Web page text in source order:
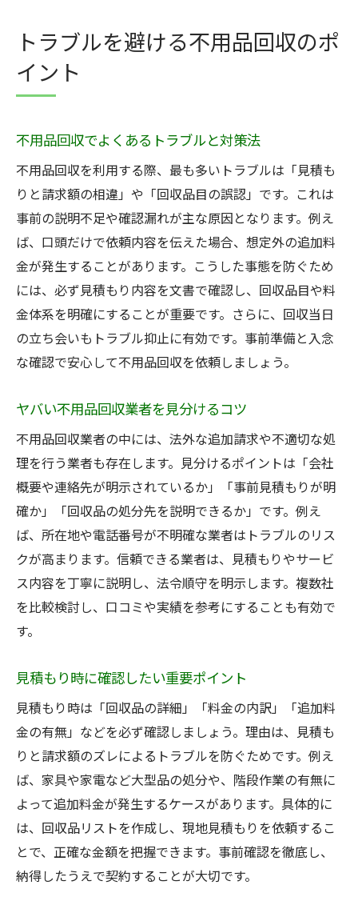
トラブルを避ける不用品回収のポ
イント
不用品回収でよくあるトラブルと対策法
不用品回収を利用する際、最も多いトラブルは「見積も
りと請求額の相違」や「回収品目の誤認」です。これは
事前の説明不足や確認漏れが主な原因となります。例え
ば、口頭だけで依頼内容を伝えた場合、想定外の追加料
金が発生することがあります。こうした事態を防ぐため
には、必ず見積もり内容を文書で確認し、回収品目や料
金体系を明確にすることが重要です。さらに、回収当日
の立ち会いもトラブル抑止に有効です。事前準備と入念
な確認で安心して不用品回収を依頼しましょう。
ヤバい不用品回収業者を見分けるコツ
不用品回収業者の中には、法外な追加請求や不適切な処
理を行う業者も存在します。見分けるポイントは「会社
概要や連絡先が明示されているか」「事前見積もりが明
確か」「回収品の処分先を説明できるか」です。例え
ば、所在地や電話番号が不明確な業者はトラブルのリス
クが高まります。信頼できる業者は、見積もりやサービ
ス内容を丁寧に説明し、法令順守を明示します。複数社
を比較検討し、口コミや実績を参考にすることも有効で
す。
見積もり時に確認したい重要ポイント
見積もり時は「回収品の詳細」「料金の内訳」「追加料
金の有無」などを必ず確認しましょう。理由は、見積も
りと請求額のズレによるトラブルを防ぐためです。例え
ば、家具や家電など大型品の処分や、階段作業の有無に
よって追加料金が発生するケースがあります。具体的に
は、回収品リストを作成し、現地見積もりを依頼するこ
とで、正確な金額を把握できます。事前確認を徹底し、
納得したうえで契約することが大切です。